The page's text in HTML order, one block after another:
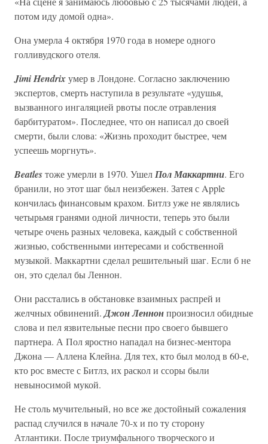
потом иду домой одна».
Она умерла 4 октября 1970 года в номере одного
голливудского отеля.
Jimi Hendrixумер в Лондоне. Согласно заключению
экспертов, смерть наступила в результате «удушья,
вызванного ингаляцией рвоты после отравления
барбитуратом». Последнее, что он написал до своей
смерти, были слова: «Жизнь проходит быстрее, чем
успеешь моргнуть».
Beatlesтоже умерли в 1970. УшелПол Маккартни. Его
бранили, но этот шаг был неизбежен. Затея с Apple
кончилась финансовым крахом. Битлз уже не являлись
четырьмя гранями одной личности, теперь это были
четыре очень разных человека, каждый с собственной
жизнью, собственными интересами и собственной
музыкой. Маккартни сделал решительный шаг. Если б не
он, это сделал бы Леннон.
Они расстались в обстановке взаимных распрей и
желчных обвинений. Джон Леннонпроизносил обидные
слова и пел язвительные песни про своего бывшего
партнера. А Пол яростно нападал на бизнес-ментора
Джона — Аллена Клейна. Для тех, кто был молод в 60-е,
кто рос вместе с Битлз, их раскол и ссоры были
невыносимой мукой.
Не столь мучительный, но все же достойный сожаления
распад случился в начале 70-х и по ту сторону
Атлантики. После триумфального творческого и